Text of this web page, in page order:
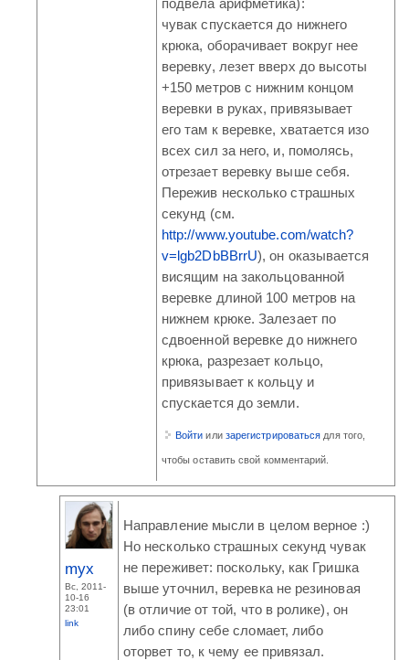
подвела арифметика):
чувак спускается до нижнего
крюка, оборачивает вокруг нее
веревку, лезет вверх до высоты
+150 метров с нижним концом
веревки в руках, привязывает
его там к веревке, хватается изо
всех сил за него, и, помолясь,
отрезает веревку выше себя.
Пережив несколько страшных
секунд (см.
http://www.youtube.com/watch?
v=lgb2DbBBrrU), он оказывается
висящим на закольцованной
веревке длиной 100 метров на
нижнем крюке. Залезает по
сдвоенной веревке до нижнего
крюка, разрезает кольцо,
привязывает к кольцу и
спускается до земли.
Войти или зарегистрироваться для того,
чтобы оставить свой комментарий.
myx
Вс, 2011-
10-16
23:01
link
Направление мысли в целом верное :)
Но несколько страшных секунд чувак
не переживет: поскольку, как Гришка
выше уточнил, веревка не резиновая
(в отличие от той, что в ролике), он
либо спину себе сломает, либо
оторвет то, к чему ее привязал.